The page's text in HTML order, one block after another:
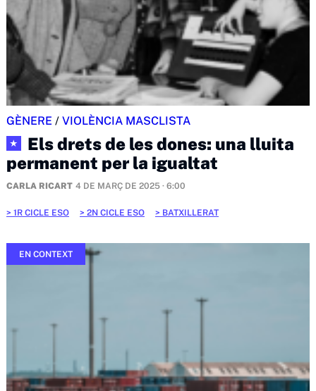
GÈNERE / VIOLÈNCIA MASCLISTA
★
Els drets de les dones: una lluita
permanent per la igualtat
CARLA RICART 4 DE MARÇ DE 2025 · 6:00
1R CICLE ESO 2N CICLE ESO BATXILLERAT
EN CONTEXT